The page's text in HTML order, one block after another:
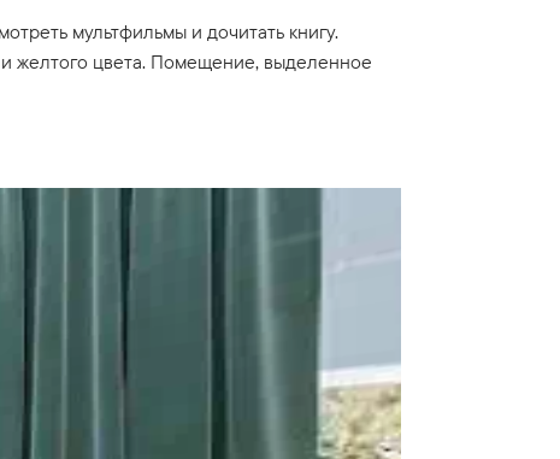
мультфильмы и дочитать книгу.
желтого цвета. Помещение, выделенное